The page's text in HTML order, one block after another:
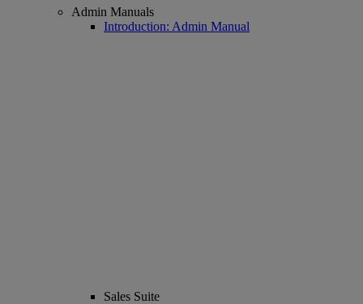
Admin Manuals
Introduction: Admin Manual
Sales Suite